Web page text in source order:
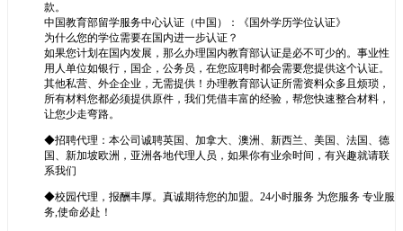
款。
中国教育部留学服务中心认证（中国）：《国外学历学位认证》
为什么您的学位需要在国内进一步认证？
如果您计划在国内发展，那么办理国内教育部认证是必不可少的。事业性
用人单位如银行，国企，公务员，在您应聘时都会需要您提供这个认证。
其他私营、外企企业，无需提供！办理教育部认证所需资料众多且烦琐，
所有材料您都必须提供原件，我们凭借丰富的经验，帮您快速整合材料，
让您少走弯路。
◆招聘代理：本公司诚聘英国、加拿大、澳洲、新西兰、美国、法国、德
国、新加坡欧洲，亚洲各地代理人员，如果你有业余时间，有兴趣就请联
系我们
◆校园代理，报酬丰厚。真诚期待您的加盟。24小时服务 为您服务 专业服
务,使命必赴！